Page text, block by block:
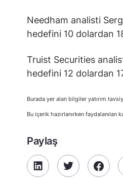
Needham analisti
hedefini 10 dolardan
Truist Securities
hedefini 12 dolardan
Burada yer alan bilgiler yatırım
Bu içerik hazırlanırken faydalanılan
Paylaş